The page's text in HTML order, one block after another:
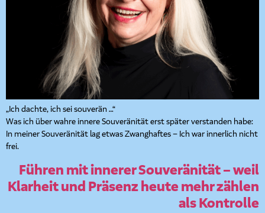
„Ich dachte, ich sei souverän …“
Was ich über wahre innere Souveränität erst später verstanden habe:
In meiner Souveränität lag etwas Zwanghaftes – Ich war innerlich nicht
frei.
Führen mit innerer Souveränität – weil
Klarheit und Präsenz heute mehr zählen
als Kontrolle